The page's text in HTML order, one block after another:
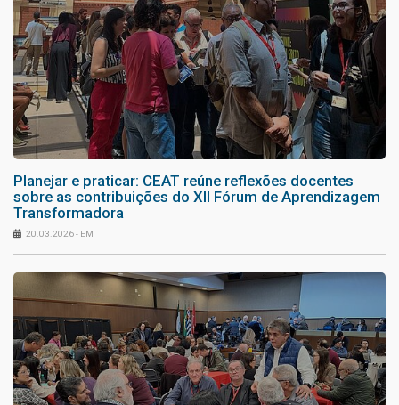
Planejar e praticar: CEAT reúne reflexões docentes
sobre as contribuições do XII Fórum de Aprendizagem
Transformadora
20.03.2026 - EM